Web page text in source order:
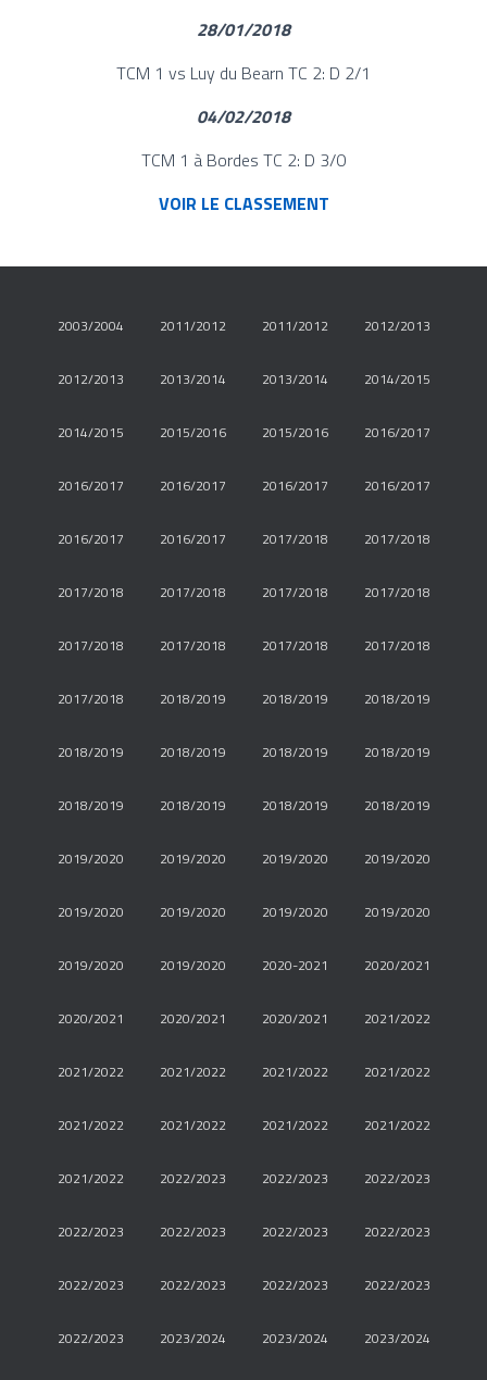
28/01/2018
TCM 1 vs Luy du Bearn TC 2: D 2/1
04/02/2018
TCM 1 à Bordes TC 2: D 3/0
VOIR LE CLASSEMENT
2003/2004 2011/2012 2011/2012 2012/2013
2012/2013 2013/2014 2013/2014 2014/2015
2014/2015 2015/2016 2015/2016 2016/2017
2016/2017 2016/2017 2016/2017 2016/2017
2016/2017 2016/2017 2017/2018 2017/2018
2017/2018 2017/2018 2017/2018 2017/2018
2017/2018 2017/2018 2017/2018 2017/2018
2017/2018 2018/2019 2018/2019 2018/2019
2018/2019 2018/2019 2018/2019 2018/2019
2018/2019 2018/2019 2018/2019 2018/2019
2019/2020 2019/2020 2019/2020 2019/2020
2019/2020 2019/2020 2019/2020 2019/2020
2019/2020 2019/2020 2020-2021 2020/2021
2020/2021 2020/2021 2020/2021 2021/2022
2021/2022 2021/2022 2021/2022 2021/2022
2021/2022 2021/2022 2021/2022 2021/2022
2021/2022 2022/2023 2022/2023 2022/2023
2022/2023 2022/2023 2022/2023 2022/2023
2022/2023 2022/2023 2022/2023 2022/2023
2022/2023 2023/2024 2023/2024 2023/2024